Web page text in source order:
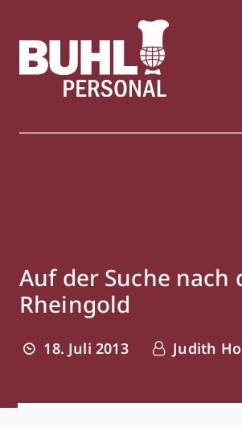
Auf der Suche nach
Rheingold
18. Juli 2013 Judith